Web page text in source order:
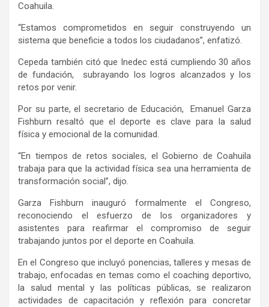
Coahuila.
“Estamos comprometidos en seguir construyendo un
sistema que beneficie a todos los ciudadanos”, enfatizó.
Cepeda también citó que Inedec está cumpliendo 30 años
de fundación, subrayando los logros alcanzados y los
retos por venir.
Por su parte, el secretario de Educación, Emanuel Garza
Fishburn resaltó que eldeporte es clave para la salud
física y emocional de la comunidad.
“En tiempos de retos sociales, el Gobierno de Coahuila
trabaja para que la actividad física sea una herramienta de
transformación social”, dijo.
Garza Fishburn inauguró formalmente el Congreso,
reconociendo el esfuerzo de los organizadores y
asistentes para reafirmar el compromiso de seguir
trabajando juntos por el deporte en Coahuila.
En e l Congreso que incluyó ponencias, talleres y mesas de
trabajo, enfocadas en temas como el coaching deportivo,
la salud mental y las políticas públicas, se realizaron
actividades de capacitación y reflexión para concretar